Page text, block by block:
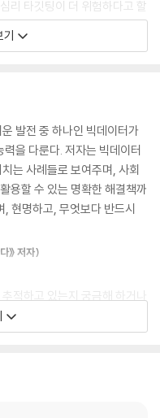
들은 덜 움직이고 주변과 접
하는 자들」중에서
스토피아적인 악몽은 생각보
의 특허 분석에 따
마이크로봇에 관련된 특허가
Musk 의 회사인 뉴럴링크
안에 이식 가능한 두뇌용 칩
다.
에서
을 생각해 보라. 우리는 소비자
을 짝지어 소비자들이 브랜드
똑같이 할 수 있다. 내가 당신
이 돌봄과 공정성을 매우 중
최저임금과 관련된 정책으로
리 타깃팅이 더 위험하다고 할
전산사회과학자이자 심리타깃
리가 가지는 이런 의문은 더
치 집권 당시 공식 인구조사
인의 73퍼센트가 사망했던
중단을 불법화하는 판결을
터 때문에 불안에 떨어야 했
, 페이스북, 구글이 정권에 데
영구적이지만 정권은 영원
다.(201쪽)
으로 노출되며 획일적으로 접
다른 사람들이 어떤 알고리즘
츠에만 고립되는 필터 버블
이다. 미국 명문대 출신 대학
이 정부에 반기를 들 가능성
기
발전 중 하나인 빅데이터가
을 다룬다. 저자는 빅데이터
는 사례들로 보여주며, 사회
용할 수 있는 명확한 해결책까
, 현명하고, 무엇보다 반드시
》 저자)
적하고 있는지 궁금해 하거나
해줄 것이다. 저자는 빅데이
서 누구보다 깊은 통찰을 지닌
.